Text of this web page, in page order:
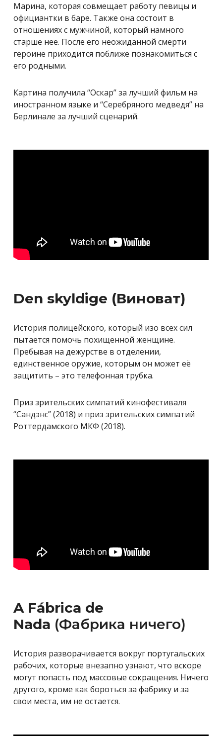
Марина, которая совмещает работу певицы и
официантки в баре. Также она состоит в
отношениях с мужчиной, который намного
старше нее. После его неожиданной смерти
героине приходится поближе познакомиться с
его родными.
Картина получила “Оскар” за лучший фильм на
иностранном языке и “Серебряного медведя” на
Берлинале за лучший сценарий.
Den skyldige (Виноват)
История полицейского, который изо всех сил
пытается помочь похищенной женщине.
Пребывая на дежурстве в отделении,
единственное оружие, которым он может её
защитить – это телефонная трубка.
Приз зрительских симпатий кинофестиваля
“Сандэнс” (2018) и приз зрительских симпатий
Роттердамского МКФ (2018).
A Fábrica de
Nada (Фабрика ничего)
История разворачивается вокруг португальских
рабочих, которые внезапно узнают, что вскоре
могут попасть под массовые сокращения. Ничего
другого, кроме как бороться за фабрику и за
свои места, им не остается.